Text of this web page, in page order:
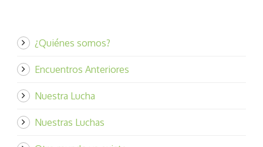
¿Quiénes somos?
Encuentros Anteriores
Nuestra Lucha
Nuestras Luchas